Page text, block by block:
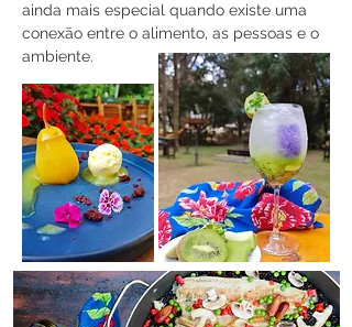
ainda mais especial quando existe uma
conexão entre o alimento, as pessoas e o
ambiente.